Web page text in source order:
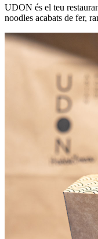
UDON és el teu
noodles acabats de fer,